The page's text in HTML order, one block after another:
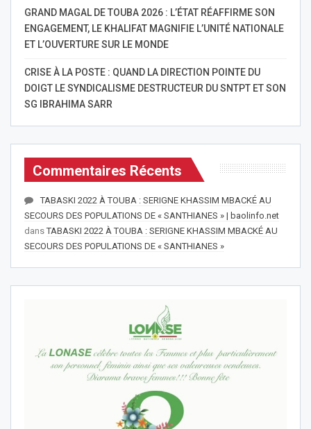
GRAND MAGAL DE TOUBA 2026 : L’ÉTAT RÉAFFIRME SON
ENGAGEMENT, LE KHALIFAT MAGNIFIE L’UNITÉ NATIONALE
ET L’OUVERTURE SUR LE MONDE
CRISE À LA POSTE : QUAND LA DIRECTION POINTE DU
DOIGT LE SYNDICALISME DESTRUCTEUR DU SNTPT ET SON
SG IBRAHIMA SARR
Commentaires Récents
TABASKI 2022 À TOUBA : SERIGNE KHASSIM MBACKÉ AU
SECOURS DES POPULATIONS DE « SANTHIANES » | baolinfo.net
dansTABASKI 2022 À TOUBA : SERIGNE KHASSIM MBACKÉ AU
SECOURS DES POPULATIONS DE « SANTHIANES »